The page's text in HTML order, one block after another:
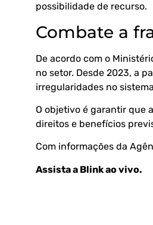
possibilidade de recurso.
Combate a
De acordo com o
no setor. Desde 2023, a
irregularidades no
O objetivo é garantir que
direitos e benefícios
Com informações da
Assista a Blink ao vivo.